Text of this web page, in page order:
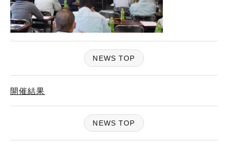
NEWS TOP
開催結果
NEWS TOP